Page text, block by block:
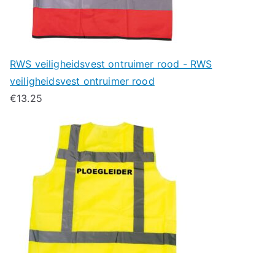
RWS veiligheidsvest ontruimer rood - RWS
veiligheidsvest ontruimer rood
€13.25